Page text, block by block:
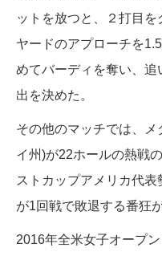
ットを放つと、２打目
ヤードのアプローチを
めてバーディを奪い、
出を決めた。
その他のマッチでは、
イ州)が22ホールの熱戦
ストカップアメリカ代
が1回戦で敗退する番狂
2016年全米女子オープ